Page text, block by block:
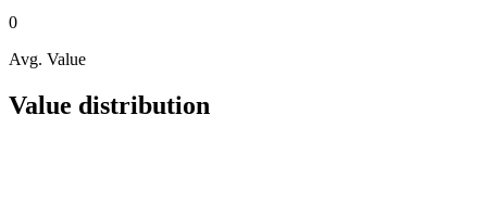
0
Avg. Value
Value distribution